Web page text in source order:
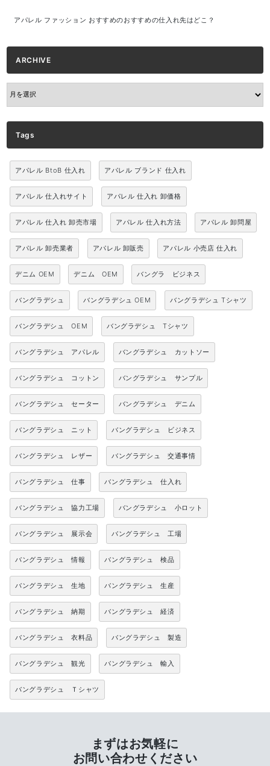
アパレル ファッション おすすめのおすすめの仕入れ先はどこ？
ARCHIVE
ARCHIVE
Tags
アパレル BtoB 仕入れ アパレル ブランド 仕入れ
アパレル 仕入れサイト アパレル 仕入れ 卸価格
アパレル 仕入れ 卸売市場 アパレル 仕入れ方法 アパレル 卸問屋
アパレル 卸売業者 アパレル 卸販売 アパレル 小売店 仕入れ
デニム OEM デニム OEM バングラ ビジネス
バングラデシュ バングラデシュ OEM バングラデシュ Tシャツ
バングラデシュ OEM バングラデシュ Tシャツ
バングラデシュ アパレル バングラデシュ カットソー
バングラデシュ コットン バングラデシュ サンプル
バングラデシュ セーター バングラデシュ デニム
バングラデシュ ニット バングラデシュ ビジネス
バングラデシュ レザー バングラデシュ 交通事情
バングラデシュ 仕事 バングラデシュ 仕入れ
バングラデシュ 協力工場 バングラデシュ 小ロット
バングラデシュ 展示会 バングラデシュ 工場
バングラデシュ 情報 バングラデシュ 検品
バングラデシュ 生地 バングラデシュ 生産
バングラデシュ 納期 バングラデシュ 経済
バングラデシュ 衣料品 バングラデシュ 製造
バングラデシュ 観光 バングラデシュ 輸入
バングラデシュ Ｔシャツ
まずはお気軽に
お問い合わせください